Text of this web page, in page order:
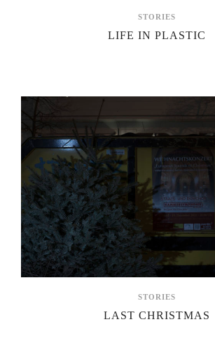
STORIES
LIFE IN PLASTIC
STORIES
LAST CHRISTMAS